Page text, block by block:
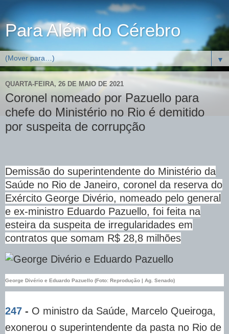
Para Além do Cérebro
▼
QUARTA-FEIRA, 26 DE MAIO DE 2021
Coronel nomeado por Pazuello para
chefe do Ministério no Rio é demitido
por suspeita de corrupção
Demissão do superintendente do Ministério da
Saúde no Rio de Janeiro, coronel da reserva do
Exército George Divério, nomeado pelo general
e ex-ministro Eduardo Pazuello, foi feita na
esteira da suspeita de irregularidades em
contratos que somam R$ 28,8 milhões
George Divério e Eduardo Pazuello (Foto: Reprodução | Ag. Senado)
247 - O ministro da Saúde, Marcelo Queiroga,
exonerou o superintendente da pasta no Rio de